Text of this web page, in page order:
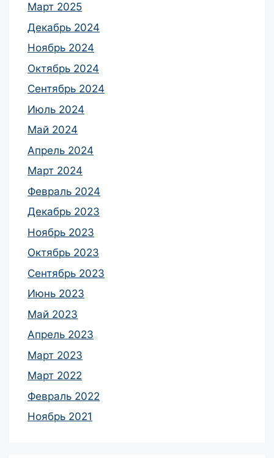
Март 2025
Декабрь 2024
Ноябрь 2024
Октябрь 2024
Сентябрь 2024
Июль 2024
Май 2024
Апрель 2024
Март 2024
Февраль 2024
Декабрь 2023
Ноябрь 2023
Октябрь 2023
Сентябрь 2023
Июнь 2023
Май 2023
Апрель 2023
Март 2023
Март 2022
Февраль 2022
Ноябрь 2021